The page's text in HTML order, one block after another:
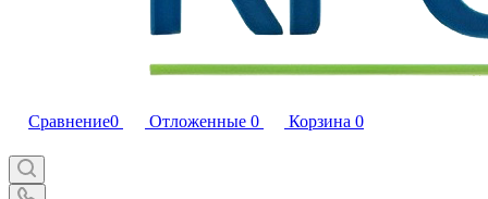
Сравнение0 Отложенные 0 Корзина 0